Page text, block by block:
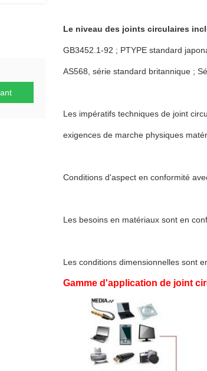
Le niveau des joints circulaires
GB3452.1-92 ; PTYPE standard
AS568, série standard britannique ;
Les impératifs techniques de joint
exigences de marche physiques
Conditions d'aspect en conformité
Les besoins en matériaux sont en
Les conditions dimensionnelles sont
Gamme d'application de joint